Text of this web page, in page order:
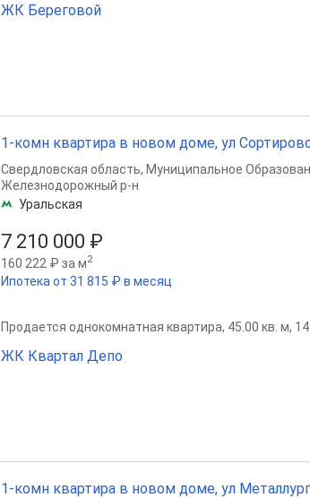
ЖК Береговой
1-комн квартира в новом доме, ул
7 210 000 ₽
160 222 ₽ за м2
Ипотека от 31 815 ₽ в месяц
Свердловская область, Муниципальное
Железнодорожный р-н
Уральская
Продается однокомнатная квартира, 45.00 кв. м,
ЖК Квартал Депо
1-комн квартира в новом доме, ул